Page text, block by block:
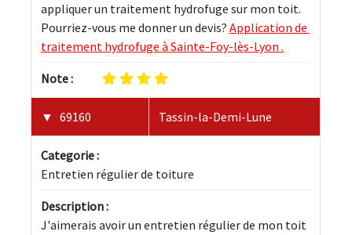
appliquer un traitement hydrofuge sur mon toit.
Pourriez-vous me donner un devis? Application de
traitement hydrofuge à Sainte-Foy-lès-Lyon .
Note :
69160 Tassin-la-Demi-Lune
Categorie :
Entretien régulier de toiture
Description :
J'aimerais avoir un entretien régulier de mon toit